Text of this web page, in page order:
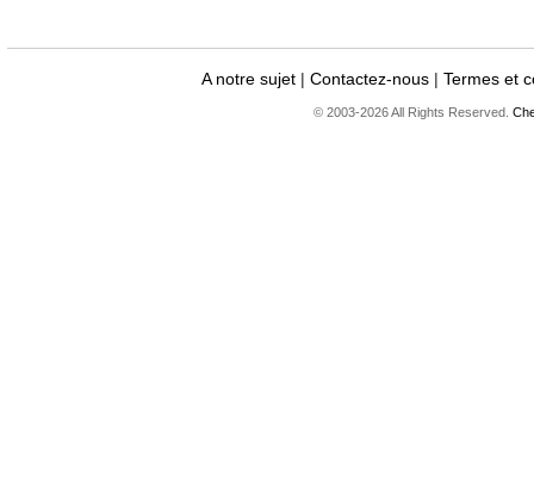
A notre sujet |Contactez-nous |Termes et
© 2003-2026 All Rights Reserved.